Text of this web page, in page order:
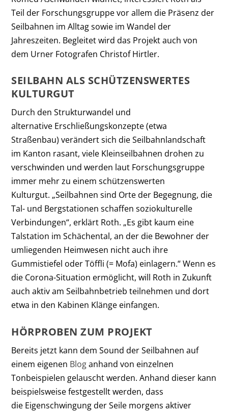
Teil der Forschungsgruppe vor allem die Präsenz der
Seilbahnen im Alltag sowie im Wandel der
Jahreszeiten. Begleitet wird das Projekt auch von
dem Urner Fotografen Christof Hirtler.
SEILBAHN ALS SCHÜTZENSWERTES
KULTURGUT
Durch den Strukturwandel und
alternative Erschließungskonzepte (etwa
Straßenbau) verändert sich die Seilbahnlandschaft
im Kanton rasant, viele Kleinseilbahnen drohen zu
verschwinden und werden laut Forschungsgruppe
immer mehr zu einem schützenswerten
Kulturgut. „Seilbahnen sind Orte der Begegnung, die
Tal- und Bergstationen schaffen soziokulturelle
Verbindungen“, erklärt Roth. „Es gibt kaum eine
Talstation im Schächental, an der die Bewohner der
umliegenden Heimwesen nicht auch ihre
Gummistiefel oder Töffli (= Mofa) einlagern.“ Wenn es
die Corona-Situation ermöglicht, will Roth in Zukunft
auch aktiv am Seilbahnbetrieb teilnehmen und dort
etwa in den Kabinen Klänge einfangen.
HÖRPROBEN ZUM PROJEKT
Bereits jetzt kann dem Sound der Seilbahnen auf
einem eigenen Bloganhand von einzelnen
Tonbeispielen gelauscht werden. Anhand dieser kann
beispielsweise festgestellt werden, dass
die Eigenschwingung der Seile morgens aktiver